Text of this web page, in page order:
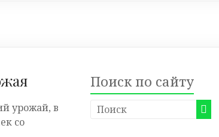
урожай, в
со
Поиск по сайту